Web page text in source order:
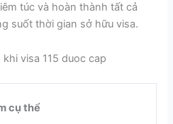
túc và hoàn thành tất cả
suốt thời gian sở hữu visa.
cụ thể